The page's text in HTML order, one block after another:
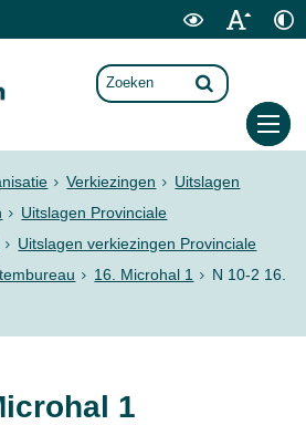
Verkiezingen
Uitslagen
Uitslagen Provinciale
Uitslagen verkiezingen Provinciale
16. Microhal 1
N 10-2 16.
1